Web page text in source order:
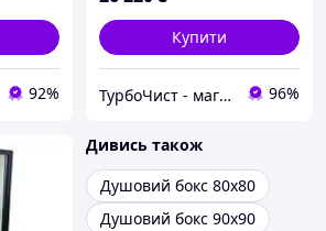
92%
Купити
ТурбоЧист - магазин сантехніки 96%
Дивись також
Душовий бокс 80х80
Душовий бокс 90х90